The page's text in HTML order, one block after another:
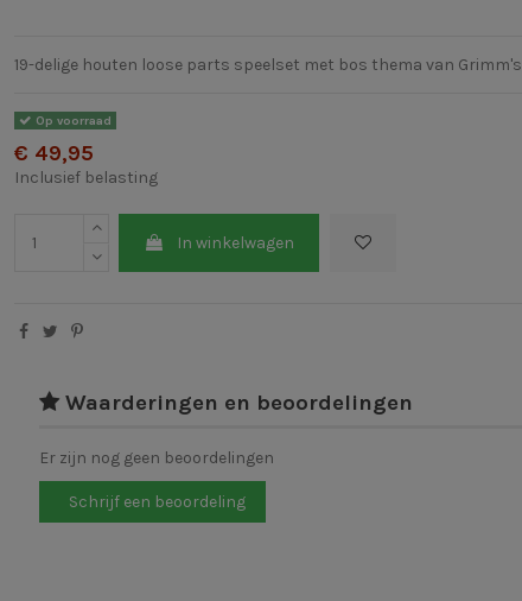
19-delige houten loose parts speelset met bos thema van Grimm's
Op voorraad
€ 49,95
Inclusief belasting
In winkelwagen
Waarderingen en beoordelingen
Er zijn nog geen beoordelingen
Schrijf een beoordeling